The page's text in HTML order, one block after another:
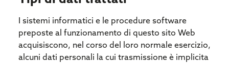
I sistemi informatici e le procedure software
preposte al funzionamento di questo sito Web
acquisiscono, nel corso del loro normale esercizio,
alcuni dati personali la cui trasmissione è implicita